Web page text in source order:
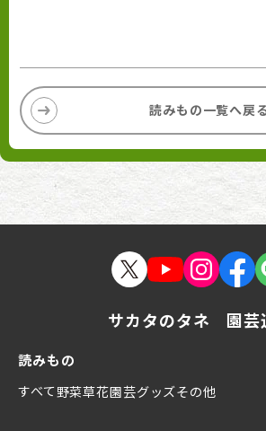
読みもの一覧へ戻
サカタのタネ 園芸
読みもの
すべて野菜草花園芸グッズその他